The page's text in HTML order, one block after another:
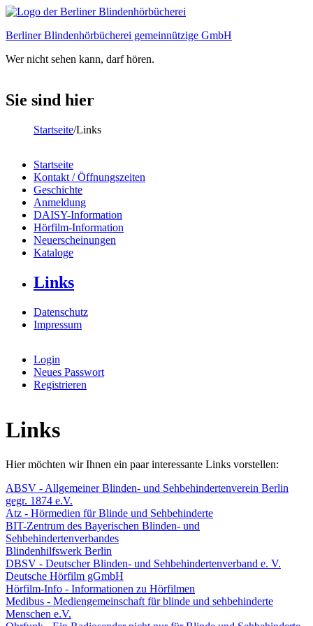
Direkt zum Inhalt
Berliner Blindenhörbücherei gemeinnützige GmbH
Wer nicht sehen kann, darf hören.
Sie sind hier
Startseite/Links
Hauptmenü
Startseite
Kontakt / Öffnungszeiten
Geschichte
Anmeldung
DAISY-Information
Hörfilm-Information
Neuerscheinungen
Kataloge
Links
Datenschutz
Impressum
Benutzermenü
Login
Neues Passwort
Registrieren
Links
Hier möchten wir Ihnen ein paar interessante Links vorstellen:
ABSV - Allgemeiner Blinden- und Sehbehindertenverein Berlin
gegr. 1874 e.V.
Atz - Hörmedien für Blinde und Sehbehinderte
BIT-Zentrum des Bayerischen Blinden- und
Sehbehindertenverbandes
Blindenhilfswerk Berlin
DBSV - Deutscher Blinden- und Sehbehindertenverband e. V.
Deutsche Hörfilm gGmbH
Hörfilm-Info - Informationen zu Hörfilmen
Medibus - Mediengemeinschaft für blinde und sehbehinderte
Menschen e.V.